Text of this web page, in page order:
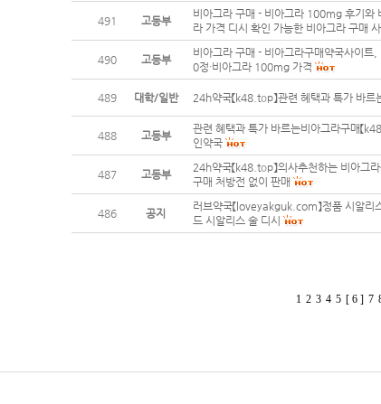
491 고등부
비아그라 구매 - 비아그라 100mg 후기와
라 가격 디시 확인 가능한 비아그라 구매
490 고등부
비아그라 구매 - 비아그라구매약국사이트,
0정·비아그라 100mg 가격
489 대학/일반 24h약국【k48.tоp】관련 혜택과 특가 바르
488 고등부
관련 혜택과 특가 바르는비아그라구매【
인약국
487 고등부
24h약국【k48.tоp】의사추천하는 비아그
구매 처방전 없이 판매
486 공지
러브약국【loveyakguk.com】정품 시알리
드 시알리스 술 디시
1 2 3 4 5 [ 6 ] 7